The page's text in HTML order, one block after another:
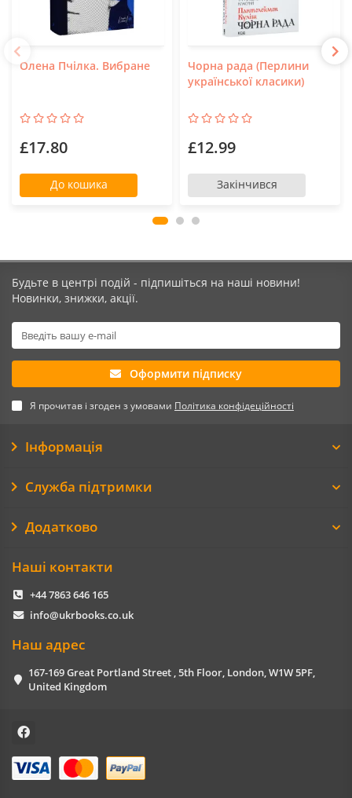
Олена Пчілка. Вибране
£17.80
До кошика
Чорна рада (Перлини
української класики)
£12.99
Закінчився
Будьте в центрі подій - підпишіться на наші новини!
Новинки, знижки, акції.
Оформити підписку
Я прочитав і згоден з умовами Політика конфідеційності
Інформація
Служба підтримки
Додатково
Наші контакти
+44 7863 646 165
info@ukrbooks.co.uk
Наш адрес
167-169 Great Portland Street , 5th Floor, London, W1W 5PF,
United Kingdom